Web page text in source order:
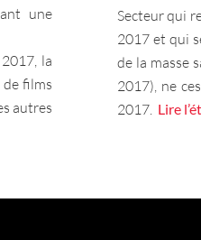
une
la
films
autres
Secteur qui
2017 et qui
de la masse
2017), ne
2017. Lire